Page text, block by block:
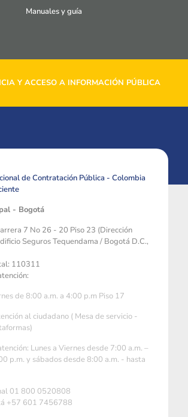
Manuales y guía
Y ACCESO A INFORMACIÓN PÚBLICA
de Contratación Pública - Colombia
- Bogotá
7 No 26 - 20 Piso 23 (Dirección
Seguros Tequendama / Bogotá D.C.,
110311
de 8:00 a.m. a 4:00 p.m Piso 17
al ciudadano ( Mesa de servicio -
Lunes a Viernes desde 7:00 a.m. –
p.m. y sábados desde 8:00 a.m. - hasta
01 800 0520808
+57 601 7456788